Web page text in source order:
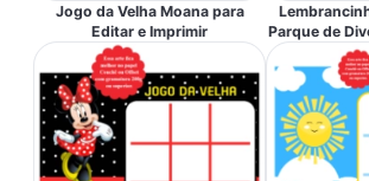
Jogo da Velha Moana para
Editar e Imprimir
Parque de